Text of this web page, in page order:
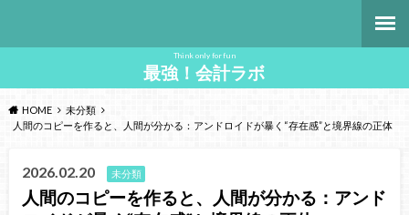
Think only for fun
最強！会計ラボ
HOME
未分類
人間のコピーを作ると、人間が分かる：アンドロイドが暴く“存在感”と境界線の正体
2026.02.20 未分類
人間のコピーを作ると、人間が分かる：アンド